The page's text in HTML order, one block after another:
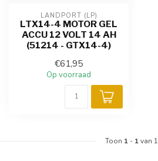
LANDPORT (LP)
LTX14-4 MOTOR GEL
ACCU 12 VOLT 14 AH
(51214 - GTX14-4)
€61,95
Op voorraad
Toon 1 - 1van 1